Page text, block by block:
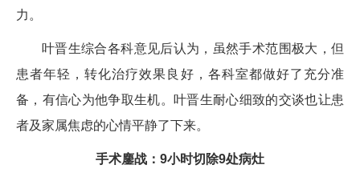
力。
叶晋生综合各科意见后认为，虽然手术范围极大，但
患者年轻，转化治疗效果良好，各科室都做好了充分准
备，有信心为他争取生机。叶晋生耐心细致的交谈也让患
者及家属焦虑的心情平静了下来。
手术鏖战：9小时切除9处病灶